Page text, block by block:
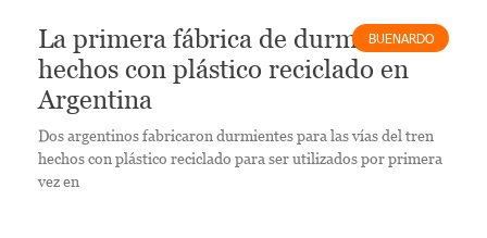
BUENARDO
La primera fábrica de durmientes
hechos con plástico reciclado en
Argentina
Dos argentinos fabricaron durmientes para las vías del tren
hechos con plástico reciclado para ser utilizados por primera
vez en